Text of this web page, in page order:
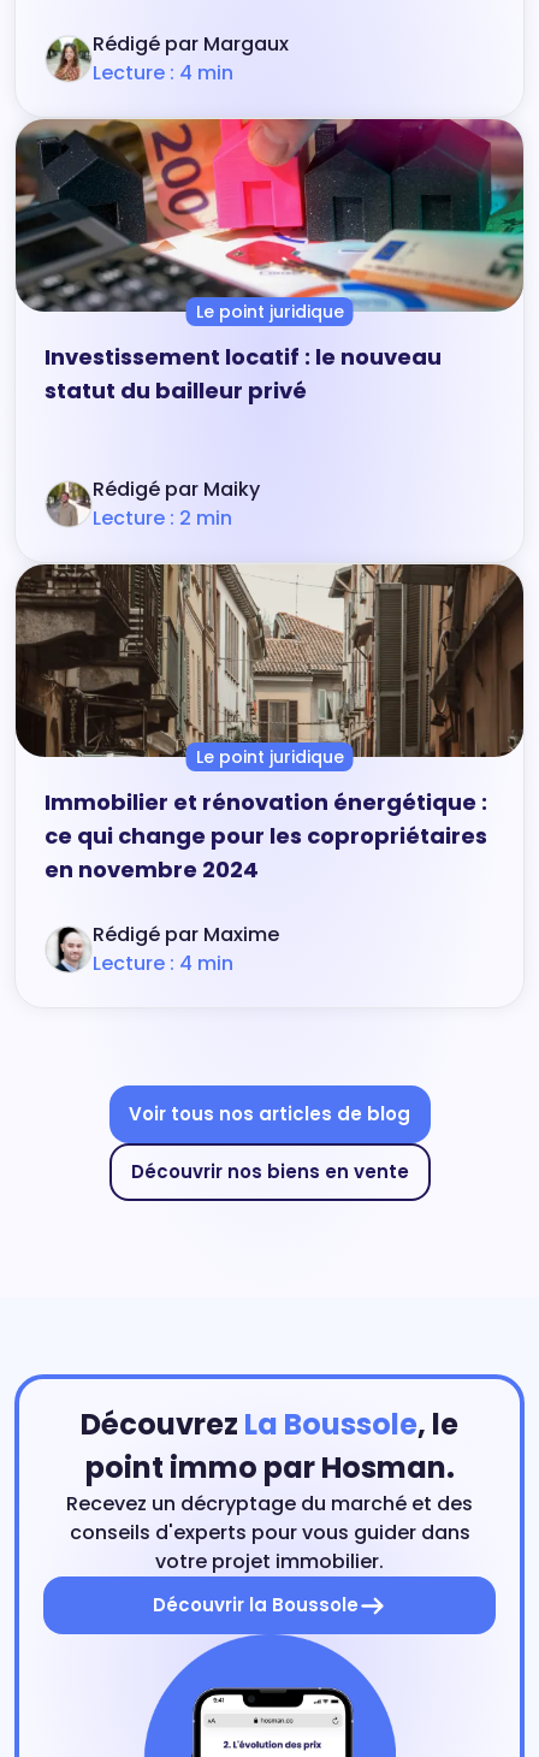
Rédigé par Margaux
Lecture : 4 min
Le point juridique
Investissement locatif : le nouveau
statut du bailleur privé
Rédigé par Maiky
Lecture : 2 min
Le point juridique
Immobilier et rénovation énergétique :
ce qui change pour les copropriétaires
en novembre 2024
Rédigé par Maxime
Lecture : 4 min
Voir tous nos articles de blog
Découvrir nos biens en vente
Découvrez La Boussole, le
point immo par Hosman.
Recevez un décryptage du marché et des
conseils d'experts pour vous guider dans
votre projet immobilier.
Découvrir la Boussole